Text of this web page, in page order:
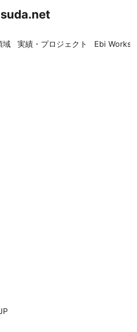
域 実績・プロジェクト Ebi